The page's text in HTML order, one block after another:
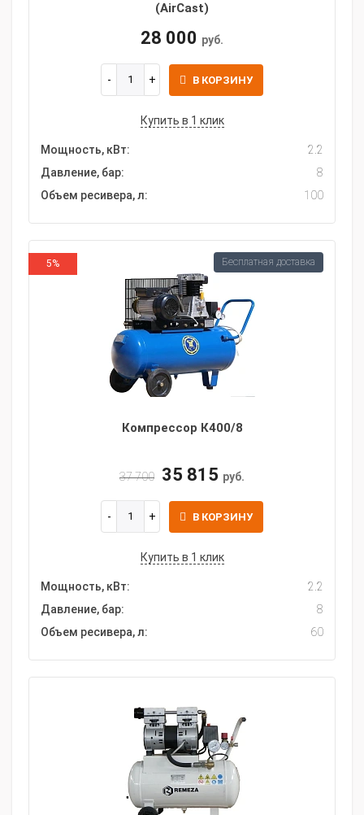
(AirCast)
28 000 руб.
В КОРЗИНУ
Купить в 1 клик
Мощность, кВт:
2.2
Давление, бар:
8
Объем ресивера, л:
100
5%
Компрессор К400/8
37 700 35 815 руб.
В КОРЗИНУ
Купить в 1 клик
Мощность, кВт:
2.2
Давление, бар:
8
Объем ресивера, л:
60
Бесплатная доставка